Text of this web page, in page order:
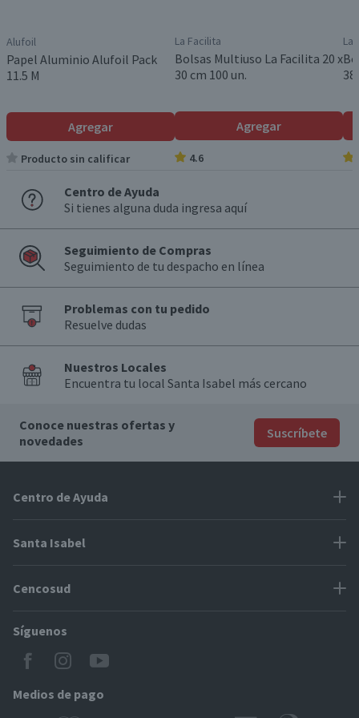
Alufoil
Papel Aluminio Alufoil Pack
11.5 M
Agregar
Producto sin calificar
La Facilita
Bolsas Multiuso La Facilita 20 x
30 cm 100 un.
Agregar
4.6
La
Centro de Ayuda
Si tienes alguna duda ingresa aquí
Seguimiento de Compras
Seguimiento de tu despacho en línea
Problemas con tu pedido
Resuelve dudas
Nuestros Locales
Encuentra tu local Santa Isabel más cercano
Conoce nuestras ofertas y
novedades
Suscríbete
Centro de Ayuda
Problemas con tu pedido
Cómo modificar mis datos
Modos de entrega y cobertura
Locales Santa Isabel
Servicio al cliente
Santa Isabel
Proveedores
CyberDay
BlackFriday
Cencosud
Paris
Jumbo
Easy
Síguenos
Medios de pago